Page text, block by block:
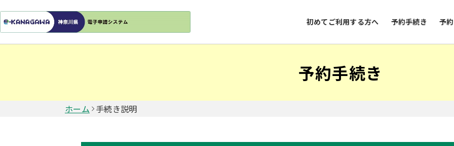
初めてご利用する方へ 予約手続き 予
予約手続き
ホーム 手続き説明